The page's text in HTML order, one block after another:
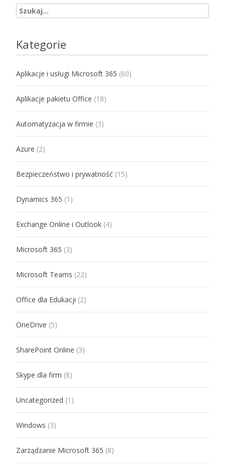
Search for:
Kategorie
Aplikacje i usługi Microsoft 365 (60)
Aplikacje pakietu Office (18)
Automatyzacja w firmie (3)
Azure (2)
Bezpieczeństwo i prywatność (15)
Dynamics 365 (1)
Exchange Online i Outlook (4)
Microsoft 365 (3)
Microsoft Teams (22)
Office dla Edukacji (2)
OneDrive (5)
SharePoint Online (3)
Skype dla firm (8)
Uncategorized (1)
Windows (3)
Zarządzanie Microsoft 365 (8)